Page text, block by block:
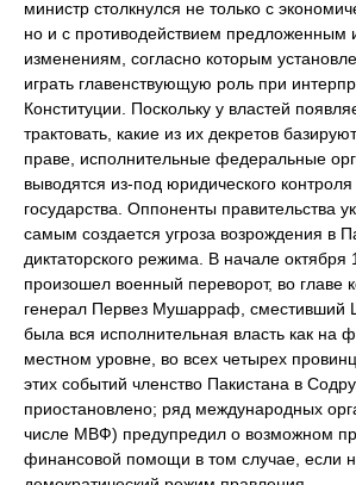
министр столкнулся не только с
но и с противодействием предложенным
изменениям, согласно которым
играть главенствующую роль при
Конституции. Поскольку у властей
трактовать, какие из их декретов
праве, исполнительные федеральные
выводятся из-под юридического
государства. Оппоненты правительства
самым создается угроза возрождения в
диктаторского режима. В начале октября
произошел военный переворот, во главе
генерал Первез Мушарраф,
была вся исполнительная власть как на
местном уровне, во всех четырех
этих событий членство Пакистана в
приостановлено; ряд международных
числе МВФ) предупредил о возможном
финансовой помощи в том случае, если